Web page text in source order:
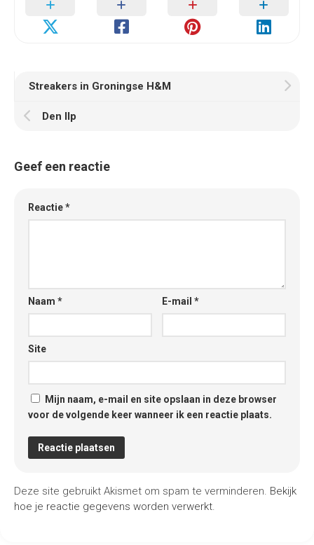
Streakers in Groningse H&M
Den Ilp
Geef een reactie
Reactie*
Naam * E-mail*
Site
Mijn naam, e-mail en site opslaan in deze browser
voor de volgende keer wanneer ik een reactie plaats.
Deze site gebruikt Akismet om spam te verminderen. Bekijk
hoe je reactie gegevens worden verwerkt.